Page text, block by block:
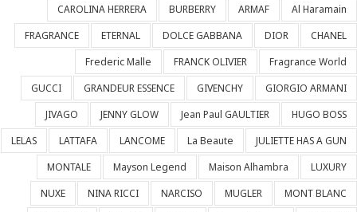
Al Haramain
ARMAF
BURBERRY
CAROLINA HERRERA
CHANEL
DIOR
DOLCE GABBANA
ETERNAL
FRAGRANCE
Fragrance World
FRANCK OLIVIER
Frederic Malle
GIORGIO ARMANI
GIVENCHY
GRANDEUR ESSENCE
GUCCI
HUGO BOSS
Jean Paul GAULTIER
JENNY GLOW
JIVAGO
JULIETTE HAS A GUN
La Beaute
LANCOME
LATTAFA
LELAS
LUXURY
Maison Alhambra
Mayson Legend
MONTALE
MONT BLANC
MUGLER
NARCISO
NINA RICCI
NUXE